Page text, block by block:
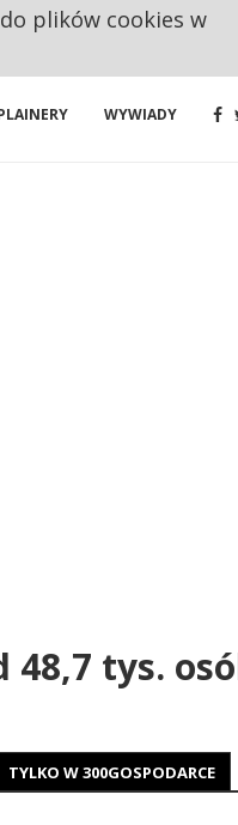
WYWIADY
48,7 tys.
TYLKO W 300GOSPODARCE
plików cookies w